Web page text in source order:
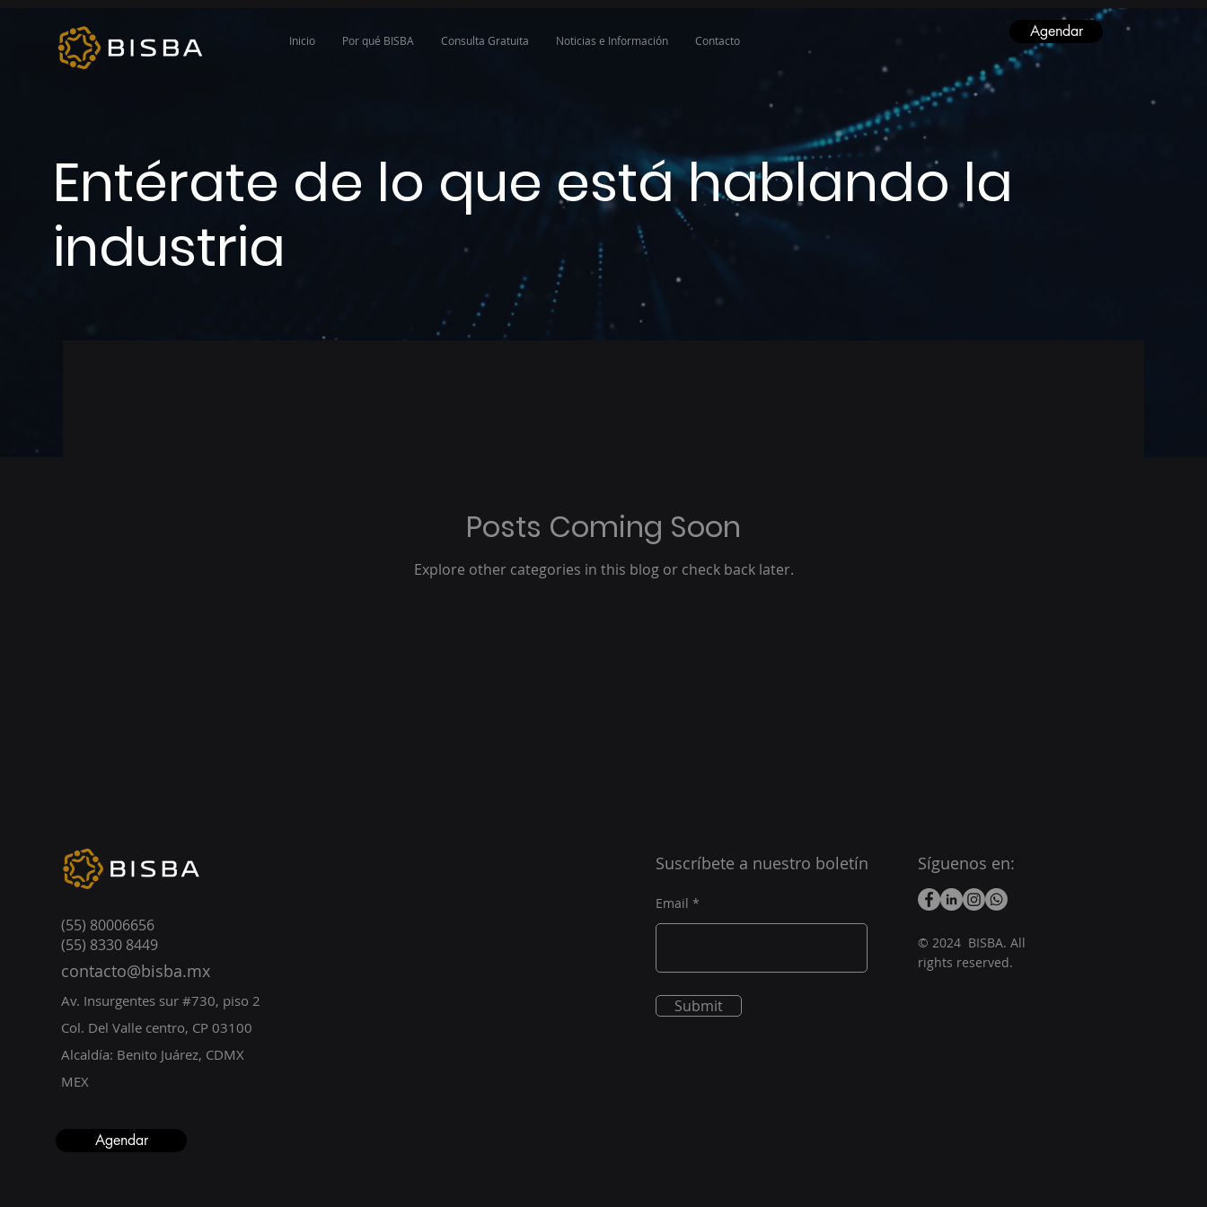
Inicio Por qué BISBA Consulta Gratuita Noticias e Información Contacto Agendar
Entérate de lo que está hablando la
industria
Posts Coming Soon
Explore other categories in this blog or check back later.
(55) 80006656
(55) 8330 8449
contacto@bisba.mx
Av. Insurgentes sur #730, piso 2
Col. Del Valle centro, CP 03100
Alcaldía: Benito Juárez, CDMX
MEX
Agendar
Suscríbete a nuestro boletín
Email
Submit
Síguenos en:
© 2024 BISBA. All
rights reserved.